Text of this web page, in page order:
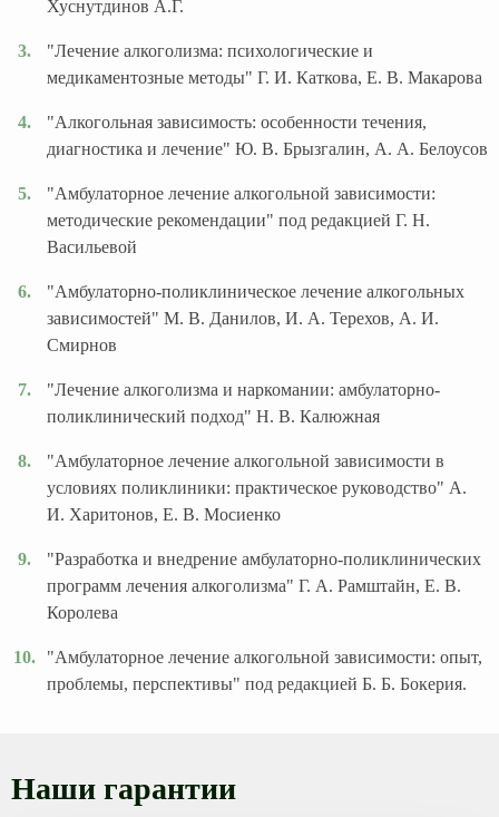
Хуснутдинов А.Г.
"Лечение алкоголизма: психологические и
медикаментозные методы" Г. И. Каткова, Е. В. Макарова
"Алкогольная зависимость: особенности течения,
диагностика и лечение" Ю. В. Брызгалин, А. А. Белоусов
"Амбулаторное лечение алкогольной зависимости:
методические рекомендации" под редакцией Г. Н.
Васильевой
"Амбулаторно-поликлиническое лечение алкогольных
зависимостей" М. В. Данилов, И. А. Терехов, А. И.
Смирнов
"Лечение алкоголизма и наркомании: амбулаторно-
поликлинический подход" Н. В. Калюжная
"Амбулаторное лечение алкогольной зависимости в
условиях поликлиники: практическое руководство" А.
И. Харитонов, Е. В. Мосиенко
"Разработка и внедрение амбулаторно-поликлинических
программ лечения алкоголизма" Г. А. Рамштайн, Е. В.
Королева
"Амбулаторное лечение алкогольной зависимости: опыт,
проблемы, перспективы" под редакцией Б. Б. Бокерия.
Наши гарантии